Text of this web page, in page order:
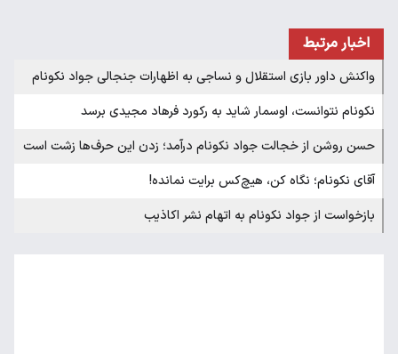
اخبار مرتبط
واکنش داور بازی استقلال و نساجی به اظهارات جنجالی جواد نکونام
نکونام نتوانست، اوسمار شاید به رکورد فرهاد مجیدی برسد
حسن روشن از خجالت جواد نکونام درآمد؛ زدن این حرف‌ها زشت است
آقای نکونام؛ نگاه کن، هیچ‌کس برایت نمانده!
بازخواست از جواد نکونام به اتهام نشر اکاذیب